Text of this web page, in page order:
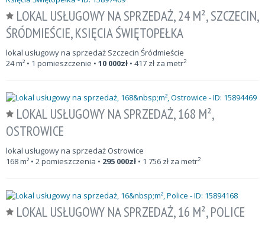
LOKAL USŁUGOWY NA SPRZEDAŻ, 24 M², SZCZECIN,
ŚRÓDMIEŚCIE, KSIĘCIA ŚWIĘTOPEŁKA
lokal usługowy na sprzedaż Szczecin Śródmieście
24m² • 1 pomieszczenie • 10 000zł • 417 zł za metr2
LOKAL USŁUGOWY NA SPRZEDAŻ, 168 M²,
OSTROWICE
lokal usługowy na sprzedaż Ostrowice
168m² • 2 pomieszczenia • 295 000zł • 1 756 zł za metr2
LOKAL USŁUGOWY NA SPRZEDAŻ, 16 M², POLICE